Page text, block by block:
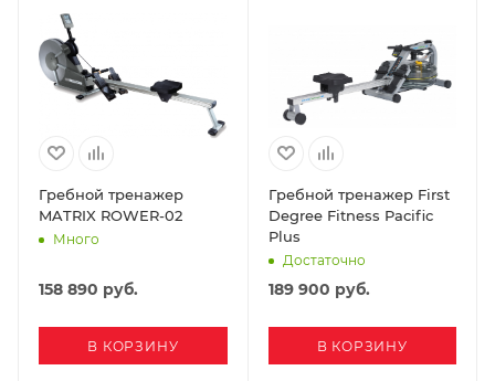
Гребной тренажер
MATRIX ROWER-02
Много
158 890 руб.
В КОРЗИНУ
Гребной тренажер First
Degree Fitness Pacific
Plus
Достаточно
189 900 руб.
В КОРЗИНУ